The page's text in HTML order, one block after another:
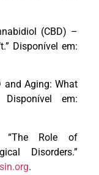
(CBD) –
Disponível em:
and Aging: What
em:
Role of
Disorders.”
.